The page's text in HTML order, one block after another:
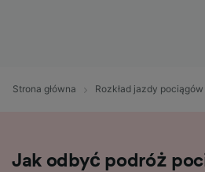
Strona główna Rozkład jazdy pociągów
Jak odbyć podróż